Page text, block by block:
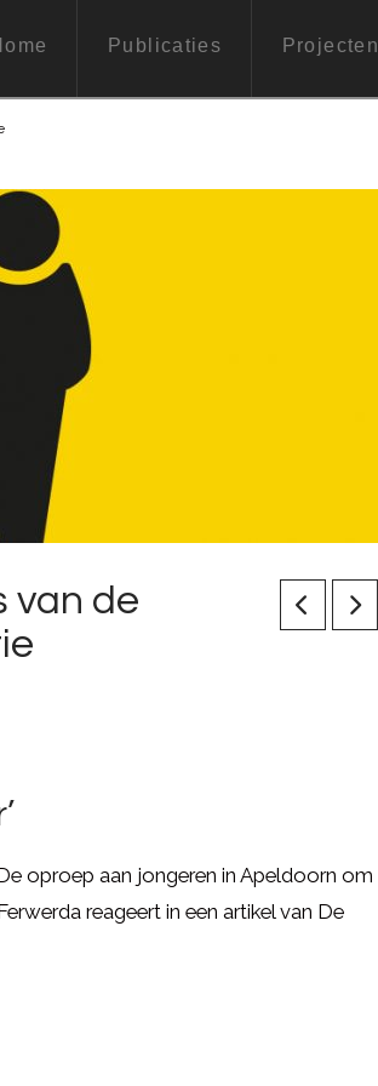
Publicaties Projecten
van de
oproep aan jongeren in Apeldoorn om
reageert in een artikel van De